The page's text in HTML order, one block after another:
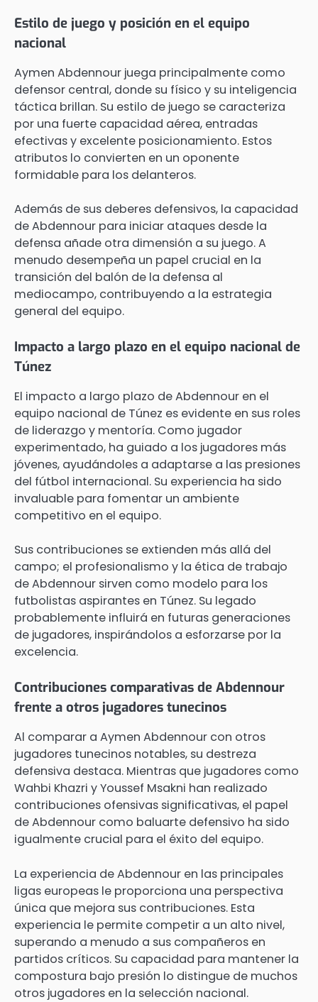
Estilo de juego y posición en el equipo
nacional
Aymen Abdennour juega principalmente como
defensor central, donde su físico y su inteligencia
táctica brillan. Su estilo de juego se caracteriza
por una fuerte capacidad aérea, entradas
efectivas y excelente posicionamiento. Estos
atributos lo convierten en un oponente
formidable para los delanteros.
Además de sus deberes defensivos, la capacidad
de Abdennour para iniciar ataques desde la
defensa añade otra dimensión a su juego. A
menudo desempeña un papel crucial en la
transición del balón de la defensa al
mediocampo, contribuyendo a la estrategia
general del equipo.
Impacto a largo plazo en el equipo nacional de
Túnez
El impacto a largo plazo de Abdennour en el
equipo nacional de Túnez es evidente en sus roles
de liderazgo y mentoría. Como jugador
experimentado, ha guiado a los jugadores más
jóvenes, ayudándoles a adaptarse a las presiones
del fútbol internacional. Su experiencia ha sido
invaluable para fomentar un ambiente
competitivo en el equipo.
Sus contribuciones se extienden más allá del
campo; el profesionalismo y la ética de trabajo
de Abdennour sirven como modelo para los
futbolistas aspirantes en Túnez. Su legado
probablemente influirá en futuras generaciones
de jugadores, inspirándolos a esforzarse por la
excelencia.
Contribuciones comparativas de Abdennour
frente a otros jugadores tunecinos
Al comparar a Aymen Abdennour con otros
jugadores tunecinos notables, su destreza
defensiva destaca. Mientras que jugadores como
Wahbi Khazri y Youssef Msakni han realizado
contribuciones ofensivas significativas, el papel
de Abdennour como baluarte defensivo ha sido
igualmente crucial para el éxito del equipo.
La experiencia de Abdennour en las principales
ligas europeas le proporciona una perspectiva
única que mejora sus contribuciones. Esta
experiencia le permite competir a un alto nivel,
superando a menudo a sus compañeros en
partidos críticos. Su capacidad para mantener la
compostura bajo presión lo distingue de muchos
otros jugadores en la selección nacional.